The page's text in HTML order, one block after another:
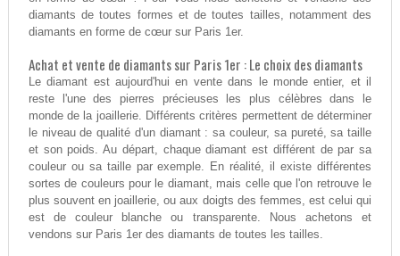
diamants de toutes formes et de toutes tailles, notamment des
diamants en forme de cœur sur Paris 1er.
Achat et vente de diamants sur Paris 1er : Le choix des diamants
Le diamant est aujourd'hui en vente dans le monde entier, et il
reste l'une des pierres précieuses les plus célèbres dans le
monde de la joaillerie. Différents critères permettent de déterminer
le niveau de qualité d'un diamant : sa couleur, sa pureté, sa taille
et son poids. Au départ, chaque diamant est différent de par sa
couleur ou sa taille par exemple. En réalité, il existe différentes
sortes de couleurs pour le diamant, mais celle que l'on retrouve le
plus souvent en joaillerie, ou aux doigts des femmes, est celui qui
est de couleur blanche ou transparente. Nous achetons et
vendons sur Paris 1er des diamants de toutes les tailles.